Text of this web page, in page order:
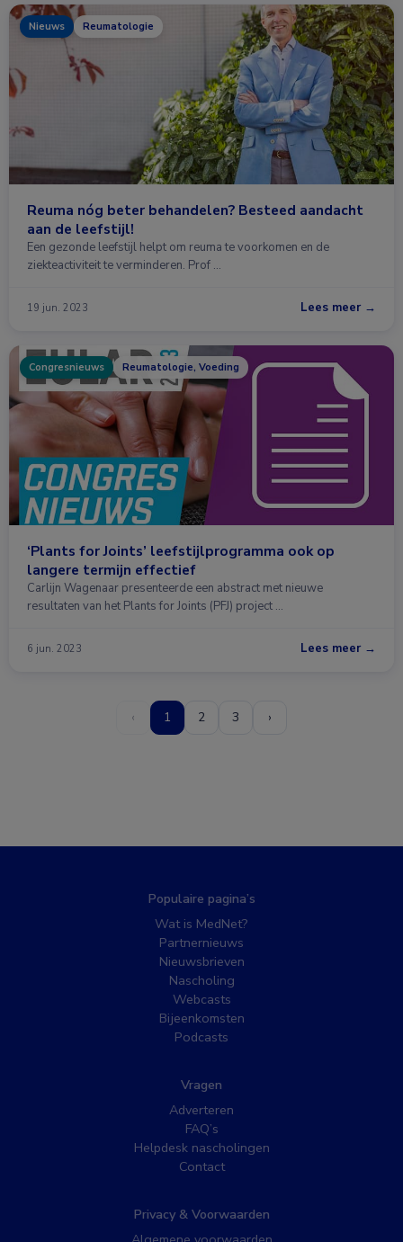
Nieuws Reumatologie
Reuma nóg beter behandelen? Besteed aandacht
aan de leefstijl!
Een gezonde leefstijl helpt om reuma te voorkomen en de
ziekteactiviteit te verminderen. Prof …
19 jun. 2023 Lees meer →
Congresnieuws Reumatologie, Voeding
‘Plants for Joints’ leefstijlprogramma ook op
langere termijn effectief
Carlijn Wagenaar presenteerde een abstract met nieuwe
resultaten van het Plants for Joints (PFJ) project …
6 jun. 2023 Lees meer →
‹ 1 2 3 ›
Populaire pagina’s
Wat is MedNet?
Partnernieuws
Nieuwsbrieven
Nascholing
Webcasts
Bijeenkomsten
Podcasts
Vragen
Adverteren
FAQ’s
Helpdesk nascholingen
Contact
Privacy & Voorwaarden